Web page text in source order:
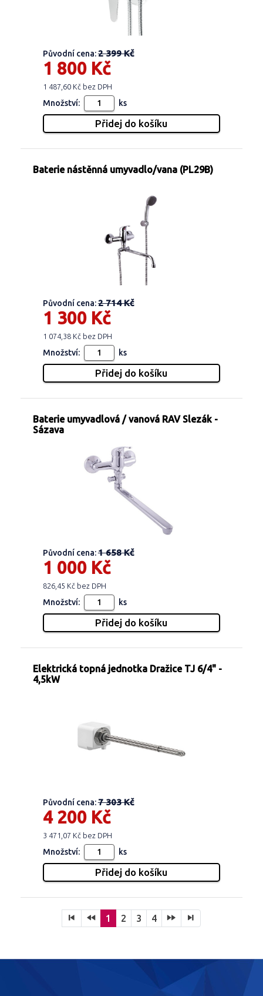
Původní cena:2 399 Kč
1 800 Kč
1 487,60 Kč bez DPH
Množství: ks
Baterie nástěnná umyvadlo/vana (PL29B)
Původní cena:2 714 Kč
1 300 Kč
1 074,38 Kč bez DPH
Množství: ks
Baterie umyvadlová / vanová RAV Slezák -
Sázava
Původní cena:1 658 Kč
1 000 Kč
826,45 Kč bez DPH
Množství: ks
Elektrická topná jednotka Dražice TJ 6/4" -
4,5kW
Původní cena:7 303 Kč
4 200 Kč
3 471,07 Kč bez DPH
Množství: ks
1 2 3 4